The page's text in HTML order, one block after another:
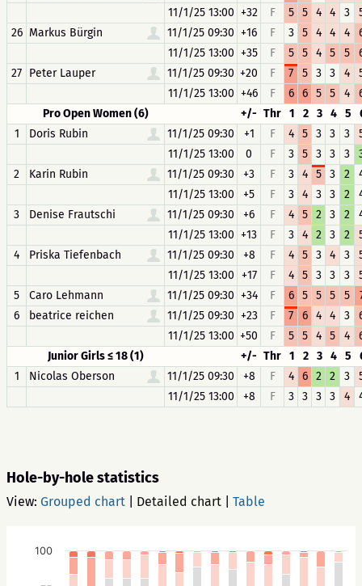
11/1/25 13:00 +32 F 5 5 4 4 3
26 Markus Bürgin 11/1/25 09:30 +16 F 3 5 4 4 4
11/1/25 13:00 +35 F 5 5 4 5 5
27 Peter Lauper 11/1/25 09:30 +20 F 7 5 3 3 4
11/1/25 13:00 +46 F 6 6 5 5 4
Pro Open Women (6)
+/- Thr 1 2 3 4 5
1
Doris Rubin 11/1/25 09:30 +1 F 4 5 3 3 3
11/1/25 13:00
0 F 3 5 3 3 3
2
Karin Rubin 11/1/25 09:30 +3 F 3 4 5 3 2
11/1/25 13:00
+5 F 3 4 3 3 2
3
Denise Frautschi 11/1/25 09:30 +6 F 4 5 2 3 2
11/1/25 13:00 +13 F 3 4 2 3 2
4
Priska Tiefenbach 11/1/25 09:30 +8 F 4 5 3 4 3
11/1/25 13:00 +17 F 4 5 3 3 3
5
Caro Lehmann 11/1/25 09:30 +34 F 6 5 5 5 5
6
beatrice reichen 11/1/25 09:30 +23 F 7 6 4 4 3
11/1/25 13:00 +50 F 5 5 4 5 4
Junior Girls ≤ 18 (1)
+/- Thr 1 2 3 4 5
1
Nicolas Oberson 11/1/25 09:30 +8 F 4 6 2 2 3
11/1/25 13:00
+8 F 3 3 3 3 4
Hole-by-hole statistics
View: Grouped chart Detailed chart Table
100